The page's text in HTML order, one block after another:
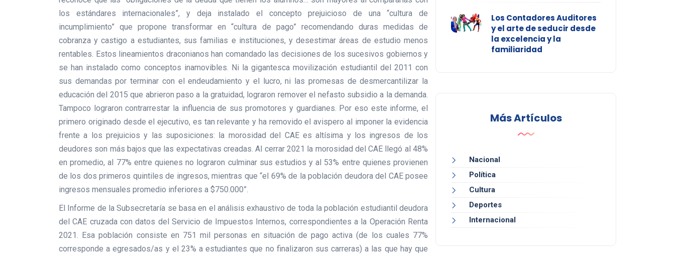
los estándares internacionales”, y deja instalado el concepto prejuicioso de una “cultura de
incumplimiento” que propone transformar en “cultura de pago” recomendando duras medidas de
cobranza y castigo a estudiantes, sus familias e instituciones, y desestimar áreas de estudio menos
rentables. Estos lineamientos draconianos han comandado las decisiones de los sucesivos gobiernos y
se han instalado como conceptos inamovibles. Ni la gigantesca movilización estudiantil del 2011 con
sus demandas por terminar con el endeudamiento y el lucro, ni las promesas de desmercantilizar la
educación del 2015 que abrieron paso a la gratuidad, lograron remover el nefasto subsidio a la demanda.
Tampoco lograron contrarrestar la influencia de sus promotores y guardianes. Por eso este informe, el
primero originado desde el ejecutivo, es tan relevante y ha removido el avispero al imponer la evidencia
frente a los prejuicios y las suposiciones: la morosidad del CAE es altísima y los ingresos de los
deudores son más bajos que las expectativas creadas. Al cerrar 2021 la morosidad del CAE llegó al 48%
en promedio, al 77% entre quienes no lograron culminar sus estudios y al 53% entre quienes provienen
de los dos primeros quintiles de ingresos, mientras que “el 69% de la población deudora del CAE posee
ingresos mensuales promedio inferiores a $750.000”.
El Informe de la Subsecretaría se basa en el análisis exhaustivo de toda la población estudiantil deudora
del CAE cruzada con datos del Servicio de Impuestos Internos, correspondientes a la Operación Renta
2021. Esa población consiste en 751 mil personas en situación de pago activa (de los cuales 77%
corresponde a egresados/as y el 23% a estudiantes que no finalizaron sus carreras) a las que hay que
Los Contadores Auditores
y el arte de seducir desde
la excelencia y la
familiaridad
Más Artículos
Nacional
Política
Cultura
Deportes
Internacional